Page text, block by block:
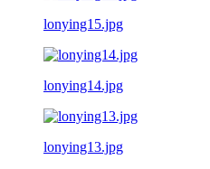
lonying15.jpg
lonying14.jpg
lonying13.jpg